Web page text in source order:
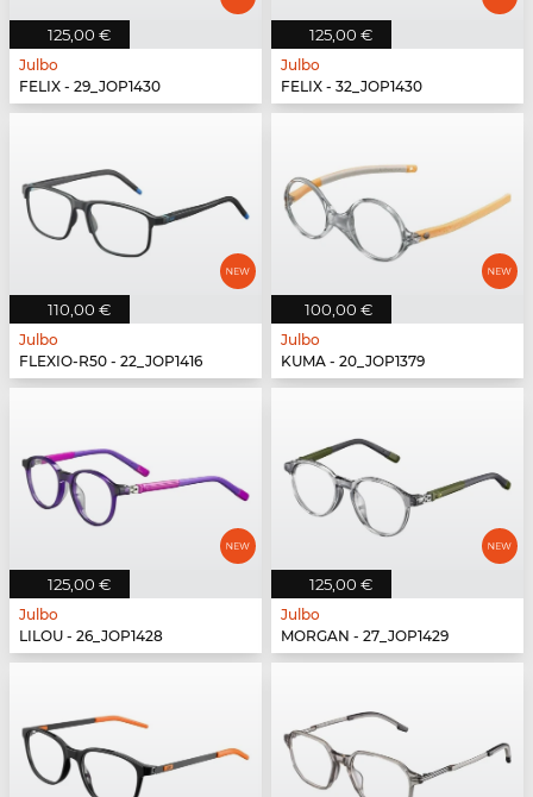
125,00 €
Julbo
FELIX - 29_JOP1430
125,00 €
Julbo
FELIX - 32_JOP1430
110,00 €
Julbo
FLEXIO-R50 - 22_JOP1416
100,00 €
Julbo
KUMA - 20_JOP1379
125,00 €
Julbo
LILOU - 26_JOP1428
125,00 €
Julbo
MORGAN - 27_JOP1429